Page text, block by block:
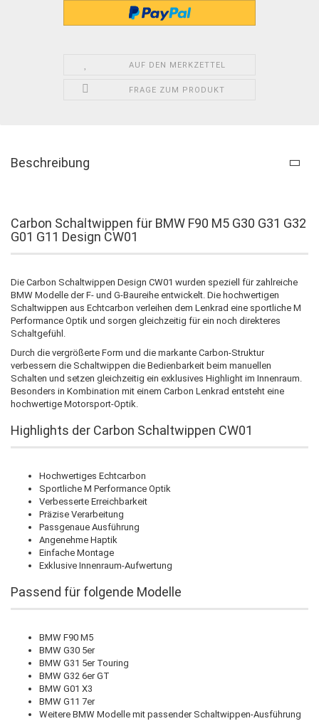
AUF DEN MERKZETTEL
FRAGE ZUM PRODUKT
Beschreibung
Carbon Schaltwippen für BMW F90 M5 G30 G31 G32
G01 G11 Design CW01
Die Carbon Schaltwippen Design CW01 wurden speziell für zahlreiche
BMW Modelle der F- und G-Baureihe entwickelt. Die hochwertigen
Schaltwippen aus Echtcarbon verleihen dem Lenkrad eine sportliche M
Performance Optik und sorgen gleichzeitig für ein noch direkteres
Schaltgefühl.
Durch die vergrößerte Form und die markante Carbon-Struktur
verbessern die Schaltwippen die Bedienbarkeit beim manuellen
Schalten und setzen gleichzeitig ein exklusives Highlight im Innenraum.
Besonders in Kombination mit einem Carbon Lenkrad entsteht eine
hochwertige Motorsport-Optik.
Highlights der Carbon Schaltwippen CW01
Hochwertiges Echtcarbon
Sportliche M Performance Optik
Verbesserte Erreichbarkeit
Präzise Verarbeitung
Passgenaue Ausführung
Angenehme Haptik
Einfache Montage
Exklusive Innenraum-Aufwertung
Passend für folgende Modelle
BMW F90 M5
BMW G30 5er
BMW G31 5er Touring
BMW G32 6er GT
BMW G01 X3
BMW G11 7er
Weitere BMW Modelle mit passender Schaltwippen-Ausführung